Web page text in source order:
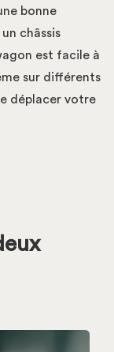
bonne
châssis
est facile à
sur différents
déplacer votre